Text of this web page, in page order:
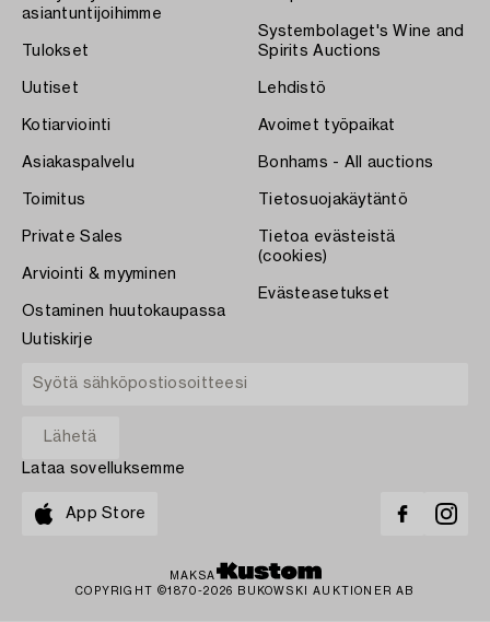
asiantuntijoihimme
Tulokset
Uutiset
Kotiarviointi
Asiakaspalvelu
Toimitus
Private Sales
Arviointi & myyminen
Ostaminen huutokaupassa
Systembolaget's Wine and
Spirits Auctions
Lehdistö
Avoimet työpaikat
Bonhams - All auctions
Tietosuojakäytäntö
Tietoa evästeistä
(cookies)
Evästeasetukset
Uutiskirje
Lataa sovelluksemme
App Store
MAKSA
COPYRIGHT ©1870-2026 BUKOWSKI AUKTIONER AB